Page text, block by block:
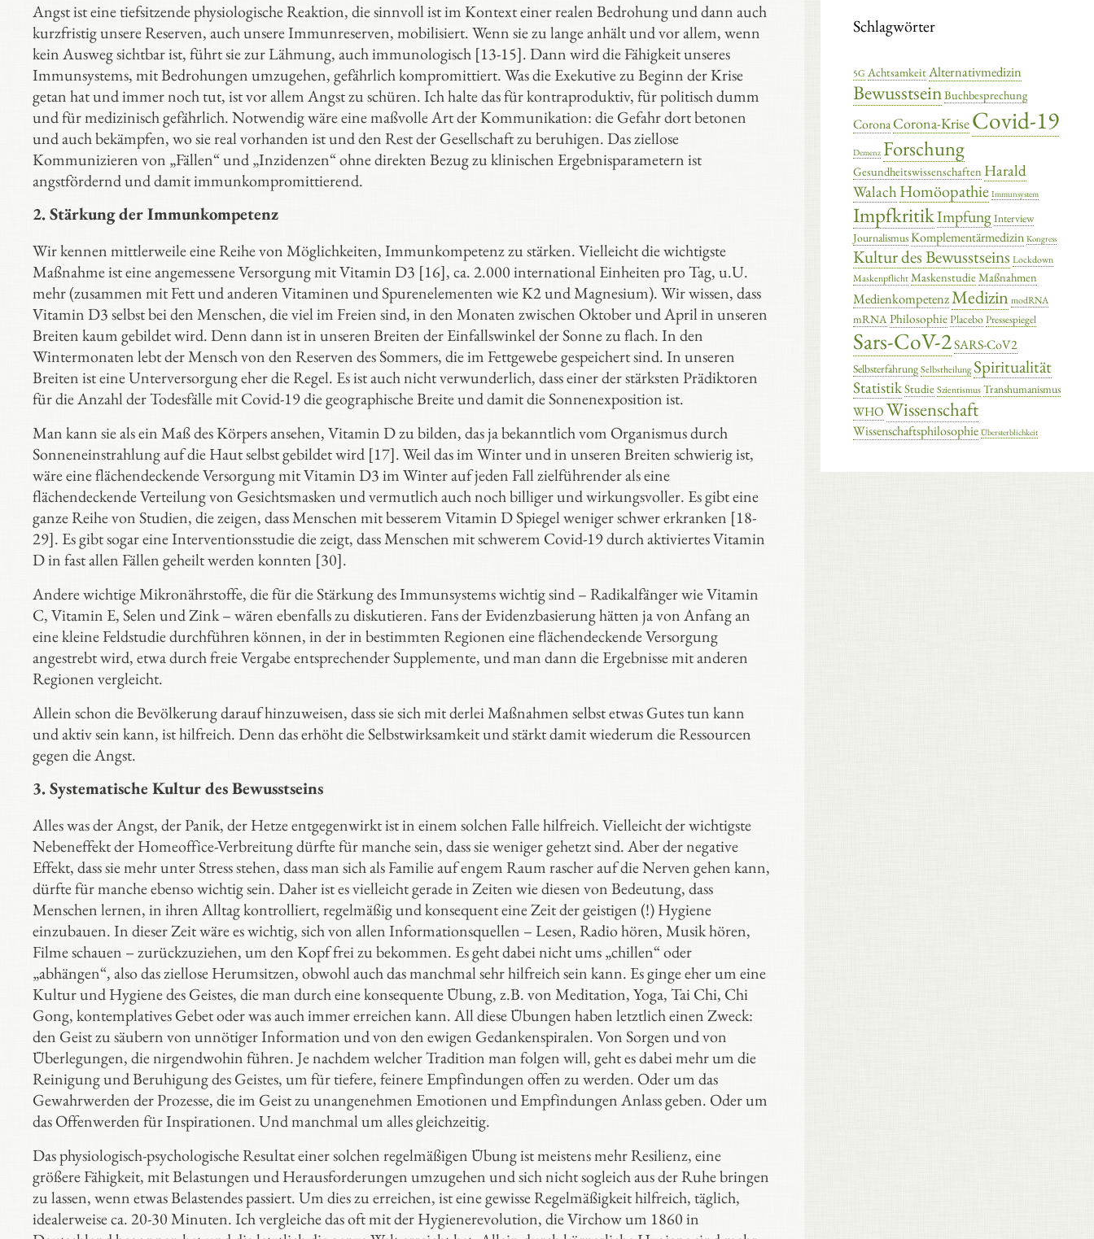
Angst ist eine tiefsitzende physiologische Reaktion, die sinnvoll ist im Kontext einer realen Bedrohung und dann auch
kurzfristig unsere Reserven, auch unsere Immunreserven, mobilisiert. Wenn sie zu lange anhält und vor allem, wenn
kein Ausweg sichtbar ist, führt sie zur Lähmung, auch immunologisch [13-15]. Dann wird die Fähigkeit unseres
Immunsystems, mit Bedrohungen umzugehen, gefährlich kompromittiert. Was die Exekutive zu Beginn der Krise
getan hat und immer noch tut, ist vor allem Angst zu schüren. Ich halte das für kontraproduktiv, für politisch dumm
und für medizinisch gefährlich. Notwendig wäre eine maßvolle Art der Kommunikation: die Gefahr dort betonen
und auch bekämpfen, wo sie real vorhanden ist und den Rest der Gesellschaft zu beruhigen. Das ziellose
Kommunizieren von „Fällen“ und „Inzidenzen“ ohne direkten Bezug zu klinischen Ergebnisparametern ist
angstfördernd und damit immunkompromittierend.
2.Stärkung der Immunkompetenz
Wir kennen mittlerweile eine Reihe von Möglichkeiten, Immunkompetenz zu stärken. Vielleicht die wichtigste
Maßnahme ist eine angemessene Versorgung mit Vitamin D3 [16], ca. 2.000 international Einheiten pro Tag, u.U.
mehr (zusammen mit Fett und anderen Vitaminen und Spurenelementen wie K2 und Magnesium). Wir wissen, dass
Vitamin D3 selbst bei den Menschen, die viel im Freien sind, in den Monaten zwischen Oktober und April in unseren
Breiten kaum gebildet wird. Denn dann ist in unseren Breiten der Einfallswinkel der Sonne zu flach. In den
Wintermonaten lebt der Mensch von den Reserven des Sommers, die im Fettgewebe gespeichert sind. In unseren
Breiten ist eine Unterversorgung eher die Regel. Es ist auch nicht verwunderlich, dass einer der stärksten Prädiktoren
für die Anzahl der Todesfälle mit Covid-19 die geographische Breite und damit die Sonnenexposition ist.
Man kann sie als ein Maß des Körpers ansehen, Vitamin D zu bilden, das ja bekanntlich vom Organismus durch
Sonneneinstrahlung auf die Haut selbst gebildet wird [17]. Weil das im Winter und in unseren Breiten schwierig ist,
wäre eine flächendeckende Versorgung mit Vitamin D3 im Winter auf jeden Fall zielführender als eine
flächendeckende Verteilung von Gesichtsmasken und vermutlich auch noch billiger und wirkungsvoller. Es gibt eine
ganze Reihe von Studien, die zeigen, dass Menschen mit besserem Vitamin D Spiegel weniger schwer erkranken [18-
29]. Es gibt sogar eine Interventionsstudie die zeigt, dass Menschen mit schwerem Covid-19 durch aktiviertes Vitamin
D in fast allen Fällen geheilt werden konnten [30].
Andere wichtige Mikronährstoffe, die für die Stärkung des Immunsystems wichtig sind – Radikalfänger wie Vitamin
C, Vitamin E, Selen und Zink – wären ebenfalls zu diskutieren. Fans der Evidenzbasierung hätten ja von Anfang an
eine kleine Feldstudie durchführen können, in der in bestimmten Regionen eine flächendeckende Versorgung
angestrebt wird, etwa durch freie Vergabe entsprechender Supplemente, und man dann die Ergebnisse mit anderen
Regionen vergleicht.
Allein schon die Bevölkerung darauf hinzuweisen, dass sie sich mit derlei Maßnahmen selbst etwas Gutes tun kann
und aktiv sein kann, ist hilfreich. Denn das erhöht die Selbstwirksamkeit und stärkt damit wiederum die Ressourcen
gegen die Angst.
3.Systematische Kultur des Bewusstseins
Alles was der Angst, der Panik, der Hetze entgegenwirkt ist in einem solchen Falle hilfreich. Vielleicht der wichtigste
Nebeneffekt der Homeoffice-Verbreitung dürfte für manche sein, dass sie weniger gehetzt sind. Aber der negative
Effekt, dass sie mehr unter Stress stehen, dass man sich als Familie auf engem Raum rascher auf die Nerven gehen kann,
dürfte für manche ebenso wichtig sein. Daher ist es vielleicht gerade in Zeiten wie diesen von Bedeutung, dass
Menschen lernen, in ihren Alltag kontrolliert, regelmäßig und konsequent eine Zeit der geistigen (!) Hygiene
einzubauen. In dieser Zeit wäre es wichtig, sich von allen Informationsquellen – Lesen, Radio hören, Musik hören,
Filme schauen – zurückzuziehen, um den Kopf frei zu bekommen. Es geht dabei nicht ums „chillen“ oder
„abhängen“, also das ziellose Herumsitzen, obwohl auch das manchmal sehr hilfreich sein kann. Es ginge eher um eine
Kultur und Hygiene des Geistes, die man durch eine konsequente Übung, z.B. von Meditation, Yoga, Tai Chi, Chi
Gong, kontemplatives Gebet oder was auch immer erreichen kann. All diese Übungen haben letztlich einen Zweck:
den Geist zu säubern von unnötiger Information und von den ewigen Gedankenspiralen. Von Sorgen und von
Überlegungen, die nirgendwohin führen. Je nachdem welcher Tradition man folgen will, geht es dabei mehr um die
Reinigung und Beruhigung des Geistes, um für tiefere, feinere Empfindungen offen zu werden. Oder um das
Gewahrwerden der Prozesse, die im Geist zu unangenehmen Emotionen und Empfindungen Anlass geben. Oder um
das Offenwerden für Inspirationen. Und manchmal um alles gleichzeitig.
Das physiologisch-psychologische Resultat einer solchen regelmäßigen Übung ist meistens mehr Resilienz, eine
größere Fähigkeit, mit Belastungen und Herausforderungen umzugehen und sich nicht sogleich aus der Ruhe bringen
zu lassen, wenn etwas Belastendes passiert. Um dies zu erreichen, ist eine gewisse Regelmäßigkeit hilfreich, täglich,
idealerweise ca. 20-30 Minuten. Ich vergleiche das oft mit der Hygienerevolution, die Virchow um 1860 in
Schlagwörter
5G AchtsamkeitAlternativmedizin
BewusstseinBuchbesprechung
CoronaCorona-KriseCovid-19
Demenz Forschung
Gesundheitswissenschaften Harald
Walach Homöopathie Immunsystem
ImpfkritikImpfungInterview
JournalismusKomplementärmedizin Kongress
Kultur des Bewusstseins Lockdown
MaskenpflichtMaskenstudieMaßnahmen
MedienkompetenzMedizin modRNA
mRNAPhilosophiePlaceboPressespiegel
Sars-CoV-2SARS-CoV2
SelbsterfahrungSelbstheilung Spiritualität
StatistikStudieSzientismusTranshumanismus
WHO Wissenschaft
Wissenschaftsphilosophie Übersterblichkeit